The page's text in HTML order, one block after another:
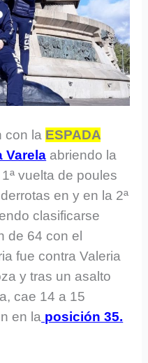
con la ESPADA
Varela abriendo la
vuelta de poules
en y en la 2ª
clasificarse
de 64 con el
fue contra Valeria
y tras un asalto
cae 14 a 15
en la posición 35.